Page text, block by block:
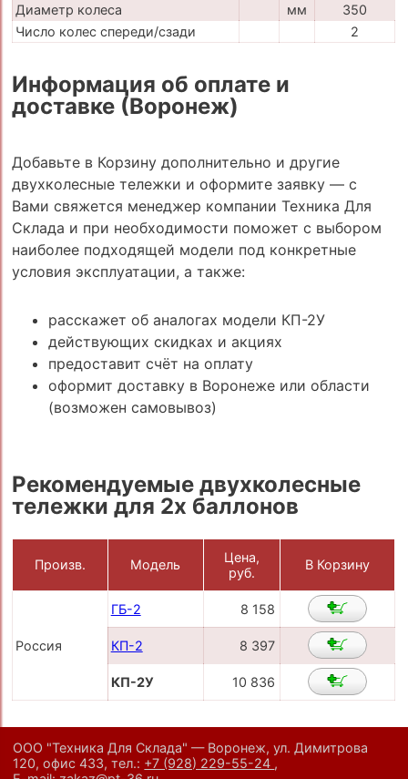
Диаметр колеса
мм
350
Число колес спереди/сзади
2
Информация об оплате и
доставке (Воронеж)
Добавьте в Корзину дополнительно и другие
двухколесные тележки и оформите заявку — с
Вами свяжется менеджер компании Техника Для
Склада и при необходимости поможет с выбором
наиболее подходящей модели под конкретные
условия эксплуатации, а также:
расскажет об аналогах модели КП-2У
действующих скидках и акциях
предоставит счёт на оплату
оформит доставку в Воронеже или области
(возможен самовывоз)
Рекомендуемые двухколесные
тележки для 2х баллонов
Произв. Модель
Цена,
руб.
В Корзину
Россия
ГБ-2 8 158
КП-2 8 397
КП-2У 10 836
ООО "Техника Для Склада" — Воронеж, ул. Димитрова
120, офис 433,тел.: +7 (928) 229-55-24 ,